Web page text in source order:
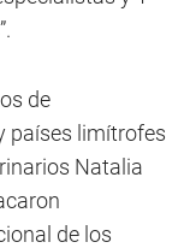
de
países limítrofes
Natalia
de los